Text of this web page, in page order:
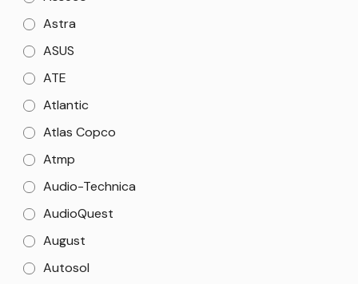
Astra
ASUS
ATE
Atlantic
Atlas Copco
Atmp
Audio-Technica
AudioQuest
August
Autosol